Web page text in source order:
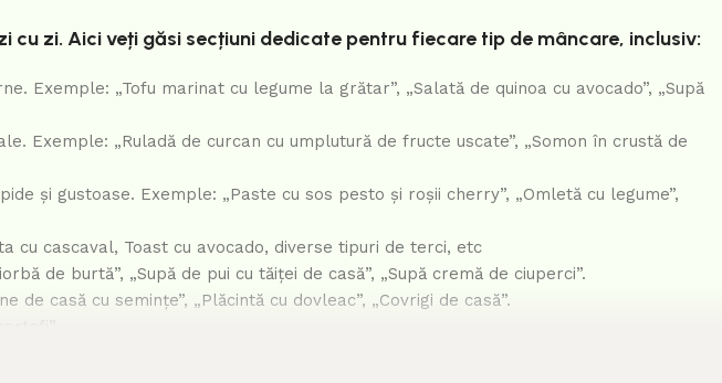
zi. Aici veți găsi secțiuni dedicate pentru fiecare tip de mâncare, inclusiv:
Exemple: „Tofu marinat cu legume la grătar”, „Salată de quinoa cu avocado”, „Supă
Exemple: „Ruladă de curcan cu umplutură de fructe uscate”, „Somon în crustă de
și gustoase. Exemple: „Paste cu sos pesto și roșii cherry”, „Omletă cu legume”,
cu cascaval, Toast cu avocado, diverse tipuri de terci, etc
de burtă”, „Supă de pui cu tăiței de casă”, „Supă cremă de ciuperci”.
casă cu semințe”, „Plăcintă cu dovleac”, „Covrigi de casă”.